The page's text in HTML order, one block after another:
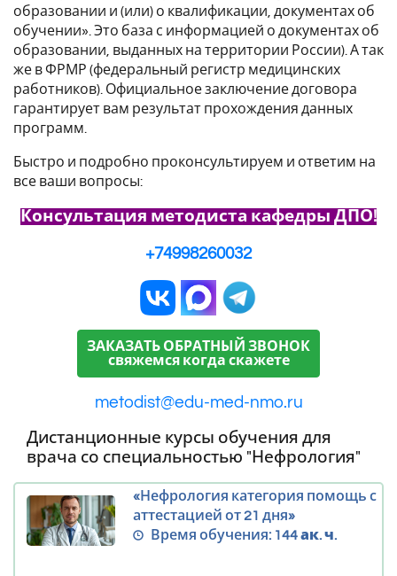
образовании и (или) о квалификации, документах об
обучении». Это база с информацией о документах об
образовании, выданных на территории России). А так
же в ФРМР (федеральный регистр медицинских
работников). Официальное заключение договора
гарантирует вам результат прохождения данных
программ.
Быстро и подробно проконсультируем и ответим на
все ваши вопросы:
Консультация методиста кафедры ДПО!
+74998260032
ЗАКАЗАТЬ ОБРАТНЫЙ ЗВОНОК
свяжемся когда скажете
metodist@edu-med-nmo.ru
Дистанционные курсы обучения для
врача со специальностью "Нефрология"
«Нефрология категория помощь с
аттестацией от 21 дня»
Время обучения: 144 ак. ч.